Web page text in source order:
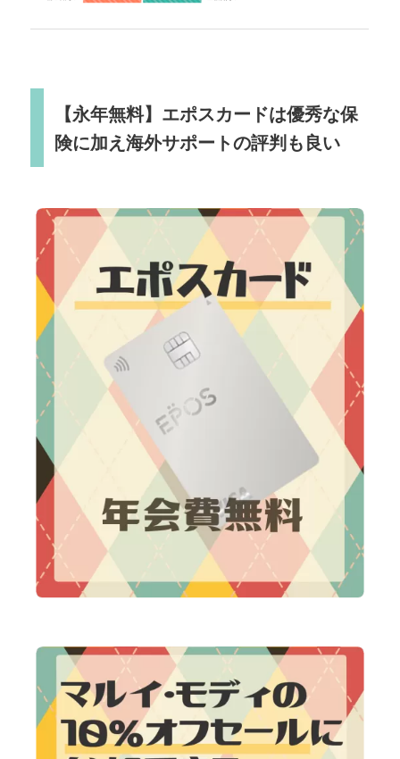
【永年無料】エポスカードは優秀な保
険に加え海外サポートの評判も良い